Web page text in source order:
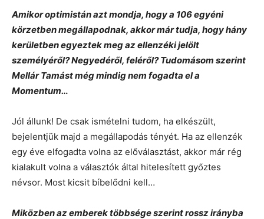
Amikor optimistán azt mondja, hogy a 106 egyéni
körzetben megállapodnak, akkor már tudja, hogy hány
kerületben egyeztek meg az ellenzéki jelölt
személyéről? Negyedéről, feléről? Tudomásom szerint
Mellár Tamást még mindig nem fogadta el a
Momentum…
Jól állunk! De csak ismételni tudom, ha elkészült,
bejelentjük majd a megállapodás tényét. Ha az ellenzék
egy éve elfogadta volna az előválasztást, akkor már rég
kialakult volna a választók által hitelesített győztes
névsor. Most kicsit bíbelődni kell…
Miközben az emberek többsége szerint rossz irányba